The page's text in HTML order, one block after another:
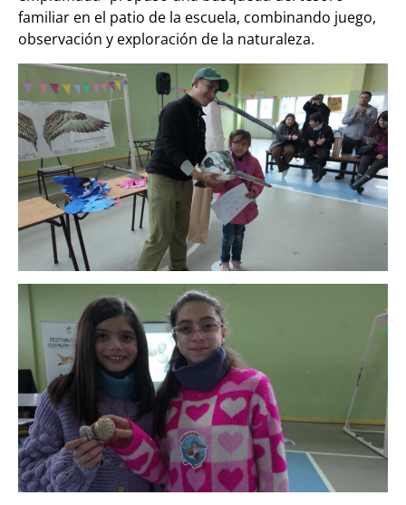
familiar en el patio de la escuela, combinando juego,
observación y exploración de la naturaleza.